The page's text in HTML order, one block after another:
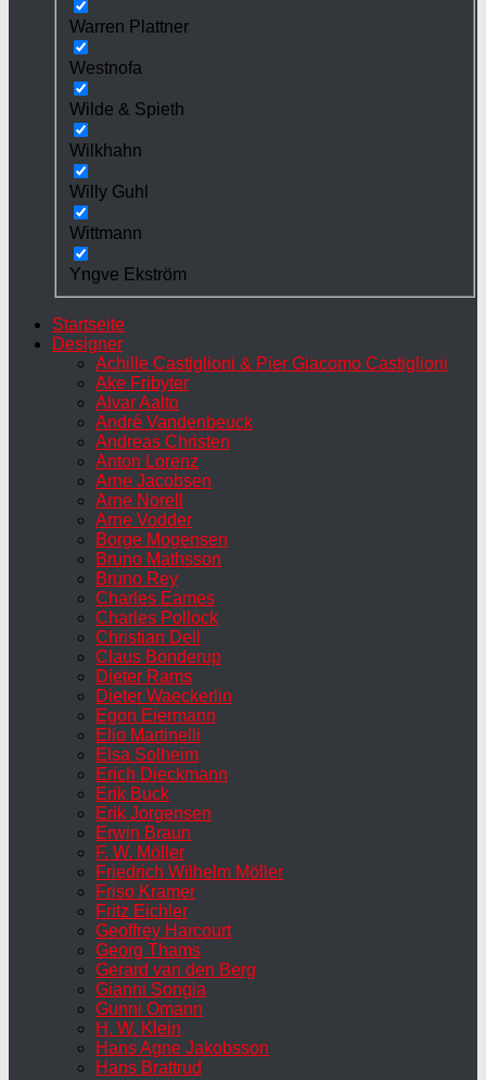
Warren Plattner
Westnofa
Wilde & Spieth
Wilkhahn
Willy Guhl
Wittmann
Yngve Ekström
Startseite
Designer
Achille Castiglioni & Pier Giacomo Castiglioni
Ake Fribyter
Alvar Aalto
André Vandenbeuck
Andreas Christen
Anton Lorenz
Arne Jacobsen
Arne Norell
Arne Vodder
Borge Mogensen
Bruno Mathsson
Bruno Rey
Charles Eames
Charles Pollock
Christian Dell
Claus Bonderup
Dieter Rams
Dieter Waeckerlin
Egon Eiermann
Elio Martinelli
Elsa Solheim
Erich Dieckmann
Erik Buck
Erik Jorgensen
Erwin Braun
F. W. Möller
Friedrich Wilhelm Möller
Friso Kramer
Fritz Eichler
Geoffrey Harcourt
Georg Thams
Gerard van den Berg
Gianni Songia
Gunni Omann
H. W. Klein
Hans Agne Jakobsson
Hans Brattrud